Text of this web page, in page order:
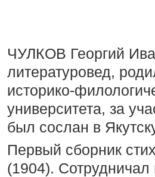
ЧУЛКОВ Георгий
литературовед,
историко-
университета, за
был сослан в
Первый сборник
(1904).